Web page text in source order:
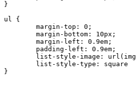
}
ul {
}